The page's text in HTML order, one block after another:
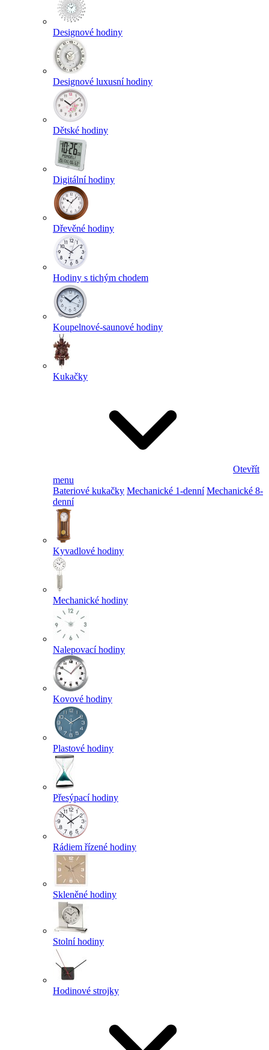
Designové hodiny
Designové luxusní hodiny
Dětské hodiny
Digitální hodiny
Dřevěné hodiny
Hodiny s tichým chodem
Koupelnové-saunové hodiny
Kukačky
Otevřít
menu
Bateriové kukačky Mechanické 1-denní Mechanické 8-
denní
Kyvadlové hodiny
Mechanické hodiny
Nalepovací hodiny
Kovové hodiny
Plastové hodiny
Přesýpací hodiny
Rádiem řízené hodiny
Skleněné hodiny
Stolní hodiny
Hodinové strojky